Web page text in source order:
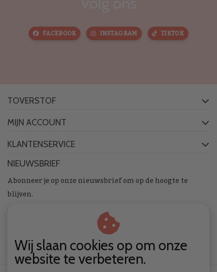
FACEBOOK INSTAGRAM TIKTOK
TOVERSTOF
MIJN ACCOUNT
KLANTENSERVICE
NIEUWSBRIEF
Abonneer je op onze nieuwsbrief om op de hoogte te
blijven.
ABONNEER
Wij slaan cookies op om onze
website te verbeteren.